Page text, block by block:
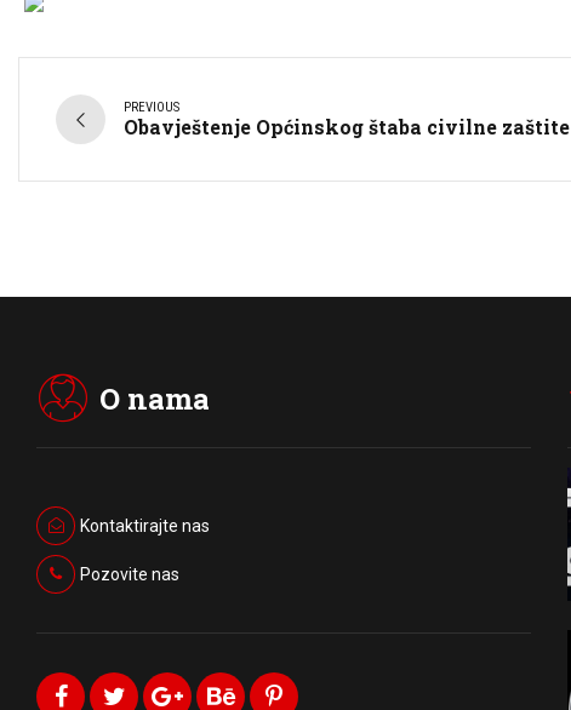
PREVIOUS
Obavještenje Općinskog štaba civilne zaštite
O nama
Kontaktirajte nas
Pozovite nas